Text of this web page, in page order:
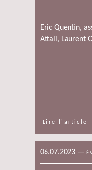
Eric Quentin,
Attali, Laurent
Lire l'article
06.07.2023 —